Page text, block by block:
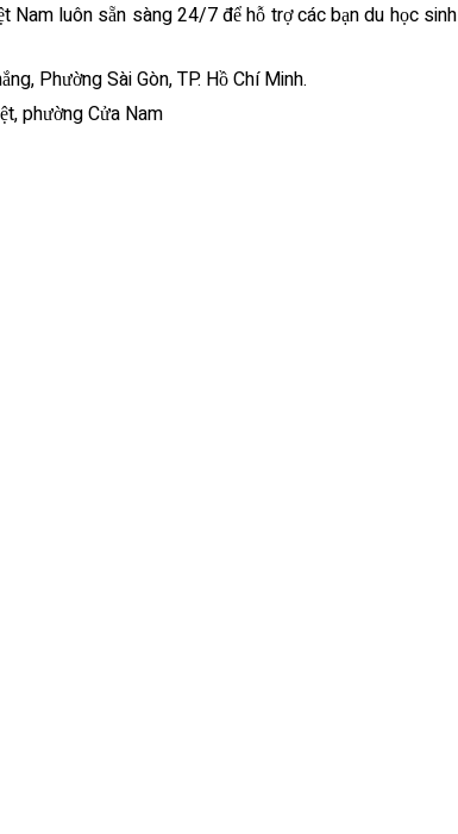
Nam luôn sẵn sàng 24/7 để hỗ trợ các bạn du học sinh
Phường Sài Gòn, TP. Hồ Chí Minh.
phường Cửa Nam